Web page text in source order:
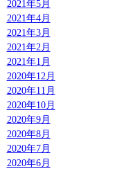
2021年5月
2021年4月
2021年3月
2021年2月
2021年1月
2020年12月
2020年11月
2020年10月
2020年9月
2020年8月
2020年7月
2020年6月